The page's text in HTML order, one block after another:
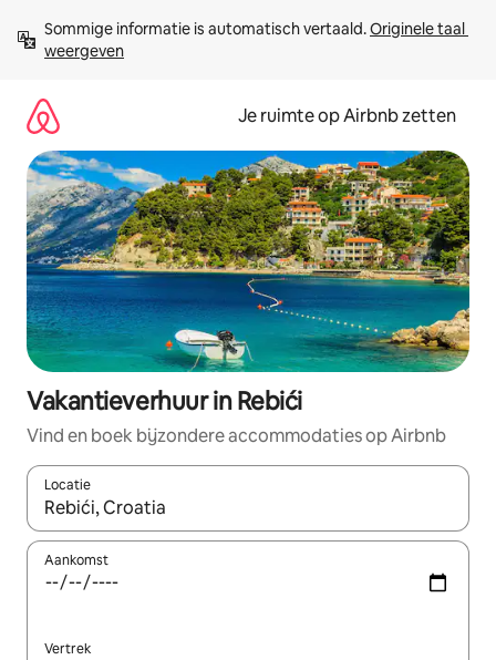
direct
naar
Sommige informatie is automatisch vertaald. Originele taal
weergeven
Je ruimte op Airbnb zetten
Vakantieverhuur in Rebići
Vind en boek bijzondere accommodaties op Airbnb
Locatie
Wanneer er suggesties beschikbaar zijn, maak je een keuze
Aankomst
Vertrek